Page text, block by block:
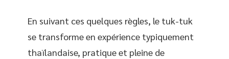
En suivant ces quelques règles, le tuk-tuk
se transforme en expérience typiquement
thaïlandaise, pratique et pleine de